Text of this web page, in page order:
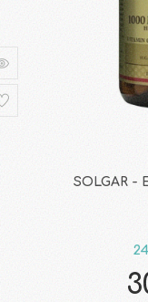
SOLGAR -